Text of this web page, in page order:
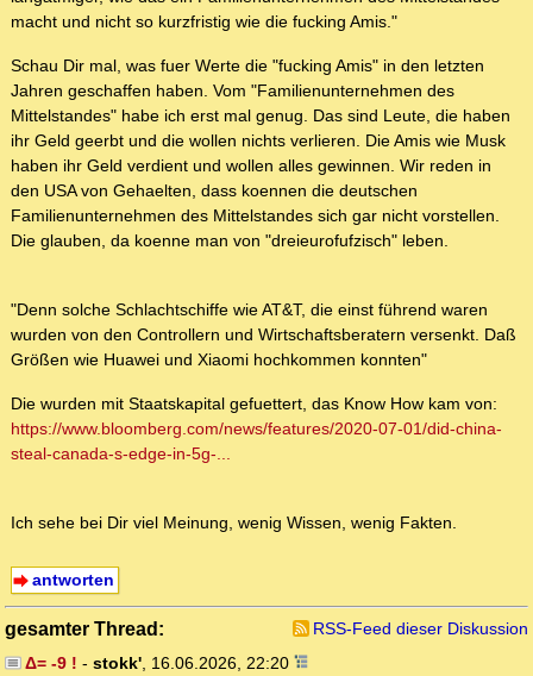
macht und nicht so kurzfristig wie die fucking Amis."
Schau Dir mal, was fuer Werte die "fucking Amis" in den letzten
Jahren geschaffen haben. Vom "Familienunternehmen des
Mittelstandes" habe ich erst mal genug. Das sind Leute, die haben
ihr Geld geerbt und die wollen nichts verlieren. Die Amis wie Musk
haben ihr Geld verdient und wollen alles gewinnen. Wir reden in
den USA von Gehaelten, dass koennen die deutschen
Familienunternehmen des Mittelstandes sich gar nicht vorstellen.
Die glauben, da koenne man von "dreieurofufzisch" leben.
"Denn solche Schlachtschiffe wie AT&T, die einst führend waren
wurden von den Controllern und Wirtschaftsberatern versenkt. Daß
Größen wie Huawei und Xiaomi hochkommen konnten"
Die wurden mit Staatskapital gefuettert, das Know How kam von:
https://www.bloomberg.com/news/features/2020-07-01/did-china-
steal-canada-s-edge-in-5g-...
Ich sehe bei Dir viel Meinung, wenig Wissen, wenig Fakten.
antworten
gesamter Thread:
RSS-Feed dieser Diskussion
Δ= -9 ! - stokk', 16.06.2026, 22:20